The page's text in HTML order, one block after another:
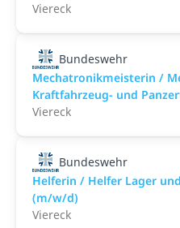
Viereck
Bundeswehr
Mechatronikmeisterin /
Kraftfahrzeug- und
Viereck
Bundeswehr
Helferin / Helfer Lager
(m/w/d)
Viereck